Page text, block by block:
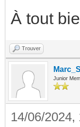
À tout
Trouver
Marc_S
Junior
14/06/2024,